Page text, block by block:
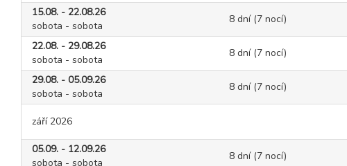
15.08. - 22.08.26
sobota - sobota
8 dní (7 nocí)
22.08. - 29.08.26
sobota - sobota
8 dní (7 nocí)
29.08. - 05.09.26
sobota - sobota
8 dní (7 nocí)
září 2026
05.09. - 12.09.26
sobota - sobota
8 dní (7 nocí)